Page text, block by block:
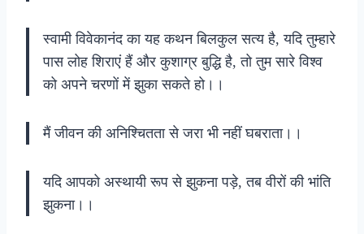
स्वामी विवेकानंद का यह कथन बिलकुल सत्य है, यदि तुम्हारे
पास लोह शिराएं हैं और कुशाग्र बुद्धि है, तो तुम सारे विश्व
को अपने चरणों में झुका सकते हो।।
मैं जीवन की अनिश्चितता से जरा भी नहीं घबराता।।
यदि आपको अस्थायी रूप से झुकना पड़े, तब वीरों की भांति
झुकना।।